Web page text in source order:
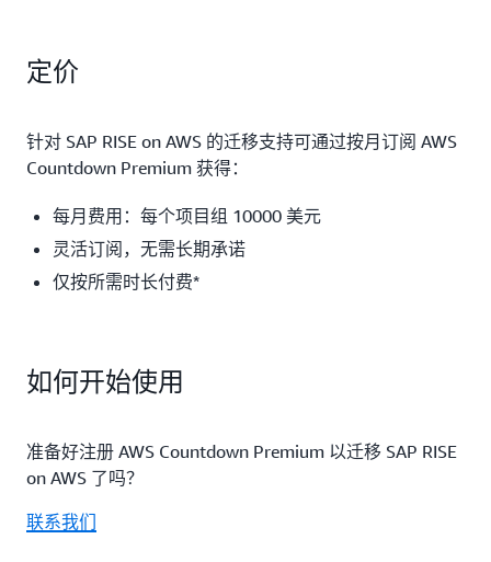
定价
针对 SAP RISE on AWS 的迁移支持可通过按月订阅 AWS
Countdown Premium 获得：
每月费用：每个项目组 10000 美元
灵活订阅，无需长期承诺
仅按所需时长付费*
如何开始使用
准备好注册 AWS Countdown Premium 以迁移 SAP RISE
on AWS 了吗？
联系我们